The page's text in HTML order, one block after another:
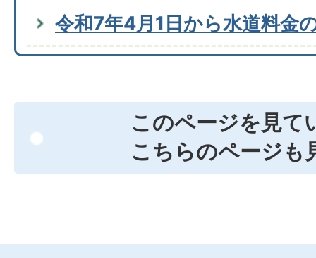
令和7年4月1日から水道料金
このページを見て
こちらのページも